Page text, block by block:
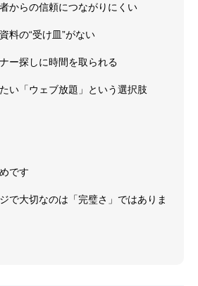
からの信頼につながりにくい
料の“受け皿”がない
ー探しに時間を取られる
い「ウェブ放題」という選択肢
です
で大切なのは「完璧さ」ではありま